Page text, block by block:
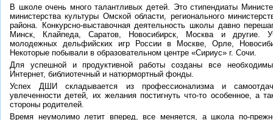
В школе очень много талантливых детей. Это стипендиаты
министерства культуры Омской области, регионального
района. Конкурсно-выставочная деятельность школы давно
Минск, Клайпеда, Саратов, Новосибирск, Москва и другие.
молодежных дельфийских игр России в Москве, Орле,
Некоторые побывали в образовательном центре «Сириус» г. Сочи.
Для успешной и продуктивной работы созданы все
Интернет, библиотечный и натюрмортный фонды.
Успех ДШИ складывается из профессионализма и
увлеченности детей, их желания постигнуть что-то особенное, а
стороны родителей.
Время неумолимо летит вперед, все меняется, а школа по-